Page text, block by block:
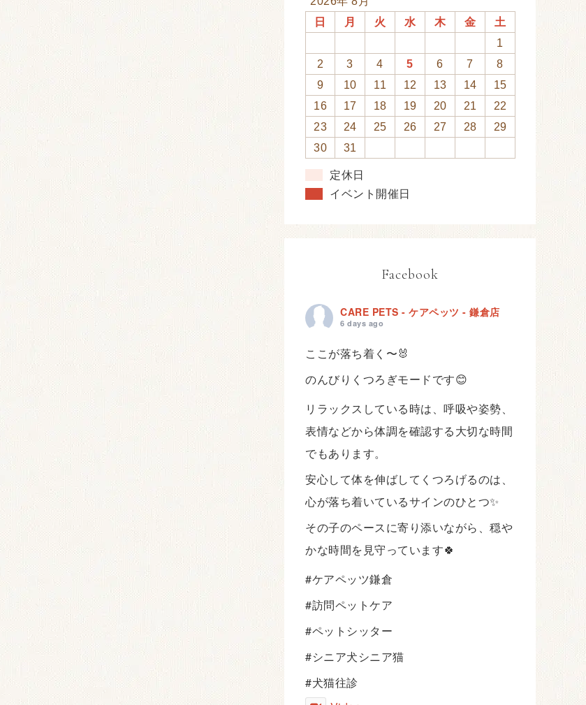
日
月 火 水 木 金
土
1
2
3 4 5 6 7
8
9
10 11 12 13 14
15
16
17 18 19 20 21
22
23
24 25 26 27 28
29
30
31
定休日
イベント開催日
Facebook
CARE PETS - ケアペッツ - 鎌倉店
6 days ago
ここが落ち着く〜🐰
のんびりくつろぎモードです😊
リラックスしている時は、呼吸や姿勢、
表情などから体調を確認する大切な時間
でもあります。
安心して体を伸ばしてくつろげるのは、
心が落ち着いているサインのひとつ✨
その子のペースに寄り添いながら、穏や
かな時間を見守っています🍀
#ケアペッツ鎌倉
#訪問ペットケア
#ペットシッター
#シニア犬シニア猫
#犬猫往診